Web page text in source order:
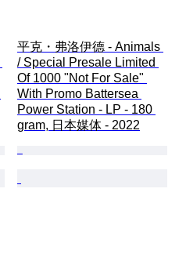
平克・弗洛伊德 - Animals
/ Special Presale Limited
Of 1000 "Not For Sale"
With Promo Battersea
Power Station - LP - 180
gram, 日本媒体 - 2022